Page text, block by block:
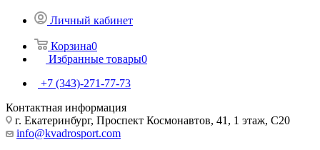
Личный кабинет
Корзина0
Избранные товары0
+7 (343)-271-77-73
Контактная информация
г. Екатеринбург, Проспект Космонавтов, 41, 1 этаж, С20
info@kvadrosport.com